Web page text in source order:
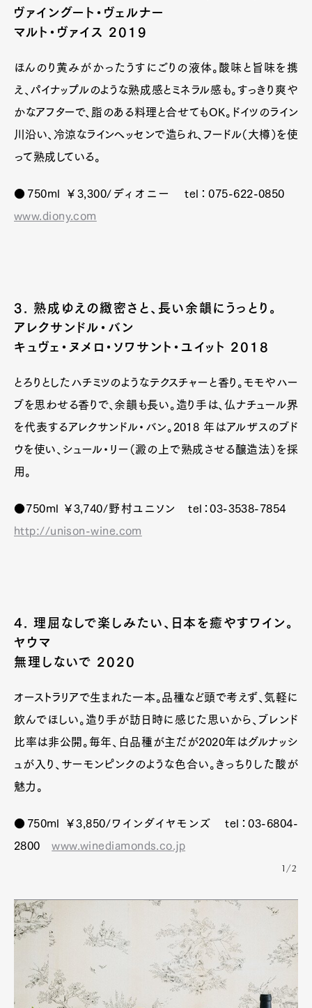
ヴァイングート・ヴェルナー
マルト・ヴァイス 2019
ほんのり黄みがかったうすにごりの液体。酸味と旨味を携
え、パイナップルのような熟成感とミネラル感も。すっきり爽や
かなアフターで、脂のある料理と合せてもOK。ドイツのライン
川沿い、冷涼なラインヘッセンで造られ、フードル（大樽）を使
って熟成している。
●750ml ￥3,300/ディオニー tel：075-622-0850
www.diony.com
3. 熟成ゆえの緻密さと、長い余韻にうっとり。
アレクサンドル・バン
キュヴェ・ヌメロ・ソワサント・ユイット 2018
とろりとしたハチミツのようなテクスチャーと香り。モモやハー
ブを思わせる香りで、余韻も長い。造り手は、仏ナチュール界
を代表するアレクサンドル・バン。2018 年はアルザスのブド
ウを使い、シュール・リー（澱の上で熟成させる醸造法）を採
用。
●750ml ￥3,740/野村ユニソン tel：03-3538-7854
http://unison-wine.com
4. 理屈なしで楽しみたい、日本を癒やすワイン。
ヤウマ
無理しないで 2020
オーストラリアで生まれた一本。品種など頭で考えず、気軽に
飲んでほしい。造り手が訪日時に感じた思いから、ブレンド
比率は非公開。毎年、白品種が主だが2020年はグルナッシ
ュが入り、サーモンピンクのような色合い。きっちりした酸が
魅力。
●750ml ￥3,850/ワインダイヤモンズ tel：03-6804-
2800www.winediamonds.co.jp
1/2